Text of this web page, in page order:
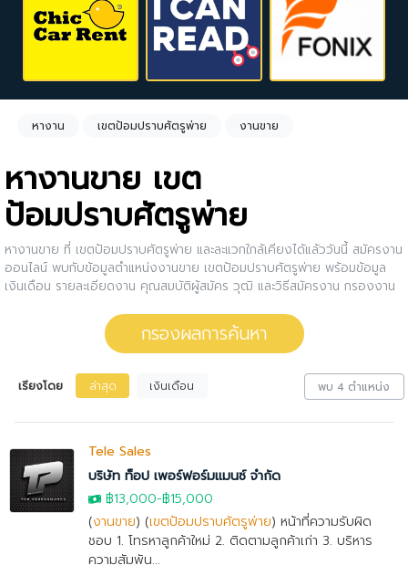
หางาน เขตป้อมปราบศัตรูพ่าย งานขาย
หางานขาย เขต
ป้อมปราบศัตรูพ่าย
หางานขาย ที่ เขตป้อมปราบศัตรูพ่าย และละแวกใกล้เคียงได้แล้ววันนี้ สมัครงาน
ออนไลน์ พบกับข้อมูลตำแหน่งงานขาย เขตป้อมปราบศัตรูพ่าย พร้อมข้อมูล
เงินเดือน รายละเอียดงาน คุณสมบัติผู้สมัคร วุฒิ และวิธีสมัครงาน กรองงาน
ละเอียดของตำแหน่งงานนั้นๆได้เลย หรือคุณสามารถปรับการกรองผลการ
กรองผลการค้นหา
เรียงโดย ล่าสุด เงินเดือน พบ 4 ตำแหน่ง
Tele Sales
บริษัท ท็อป เพอร์ฟอร์มแมนซ์ จำกัด
฿13,000-฿15,000
(งานขาย) (เขตป้อมปราบศัตรูพ่าย) หน้าที่ความรับผิด
ชอบ 1. โทรหาลูกค้าใหม่ 2. ติดตามลูกค้าเก่า 3. บริหาร
ความสัมพัน...